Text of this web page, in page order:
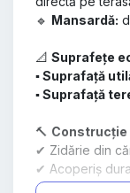
🔹 Mansardă:
📐 Suprafețe
▪️ Suprafață
▪️ Suprafață
🔨 Construcție
✔ Zidărie din
✔ Acoperiș
✔ Izolație